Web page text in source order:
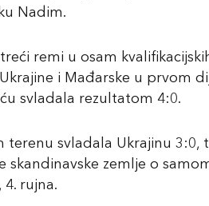
Nadim.
remi u osam
i Mađarske u prvom
svladala rezultatom 4:0.
terenu svladala Ukrajinu
skandinavske zemlje o
rujna.